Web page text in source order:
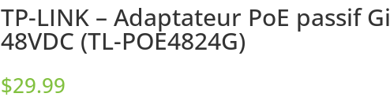
TP-LINK – Adaptateur PoE passif
48VDC (TL-POE4824G)
$29.99